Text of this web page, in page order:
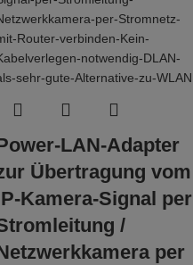
LAN-Adapter
Übertragung vom
Kamera-Signal per
/
per